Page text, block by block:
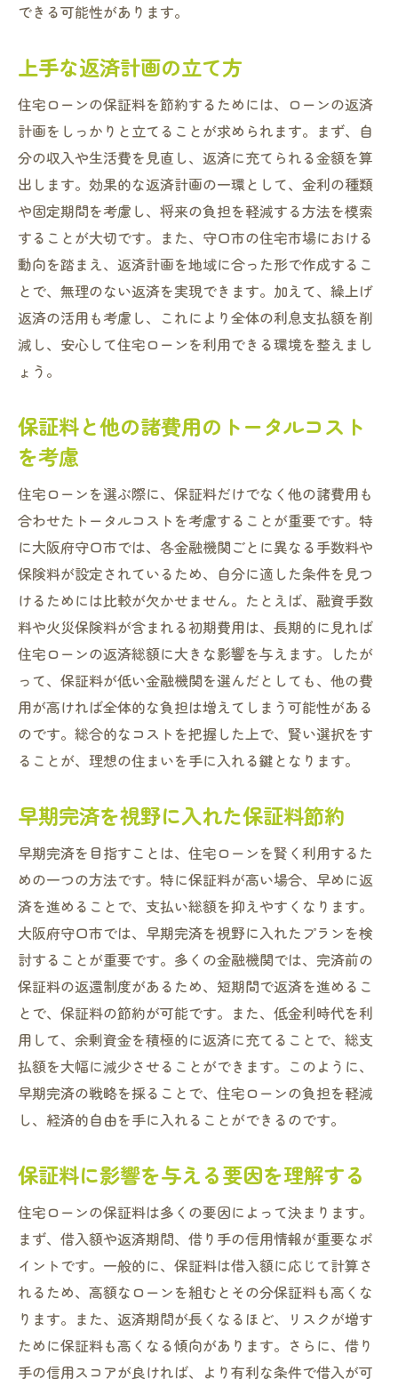
できる可能性があります。
上手な返済計画の立て方
住宅ローンの保証料を節約するためには、ローンの返済
計画をしっかりと立てることが求められます。まず、自
分の収入や生活費を見直し、返済に充てられる金額を算
出します。効果的な返済計画の一環として、金利の種類
や固定期間を考慮し、将来の負担を軽減する方法を模索
することが大切です。また、守口市の住宅市場における
動向を踏まえ、返済計画を地域に合った形で作成するこ
とで、無理のない返済を実現できます。加えて、繰上げ
返済の活用も考慮し、これにより全体の利息支払額を削
減し、安心して住宅ローンを利用できる環境を整えまし
ょう。
保証料と他の諸費用のトータルコスト
を考慮
住宅ローンを選ぶ際に、保証料だけでなく他の諸費用も
合わせたトータルコストを考慮することが重要です。特
に大阪府守口市では、各金融機関ごとに異なる手数料や
保険料が設定されているため、自分に適した条件を見つ
けるためには比較が欠かせません。たとえば、融資手数
料や火災保険料が含まれる初期費用は、長期的に見れば
住宅ローンの返済総額に大きな影響を与えます。したが
って、保証料が低い金融機関を選んだとしても、他の費
用が高ければ全体的な負担は増えてしまう可能性がある
のです。総合的なコストを把握した上で、賢い選択をす
ることが、理想の住まいを手に入れる鍵となります。
早期完済を視野に入れた保証料節約
早期完済を目指すことは、住宅ローンを賢く利用するた
めの一つの方法です。特に保証料が高い場合、早めに返
済を進めることで、支払い総額を抑えやすくなります。
大阪府守口市では、早期完済を視野に入れたプランを検
討することが重要です。多くの金融機関では、完済前の
保証料の返還制度があるため、短期間で返済を進めるこ
とで、保証料の節約が可能です。また、低金利時代を利
用して、余剰資金を積極的に返済に充てることで、総支
払額を大幅に減少させることができます。このように、
早期完済の戦略を採ることで、住宅ローンの負担を軽減
し、経済的自由を手に入れることができるのです。
保証料に影響を与える要因を理解する
住宅ローンの保証料は多くの要因によって決まります。
まず、借入額や返済期間、借り手の信用情報が重要なポ
イントです。一般的に、保証料は借入額に応じて計算さ
れるため、高額なローンを組むとその分保証料も高くな
ります。また、返済期間が長くなるほど、リスクが増す
ために保証料も高くなる傾向があります。さらに、借り
手の信用スコアが良ければ、より有利な条件で借入が可